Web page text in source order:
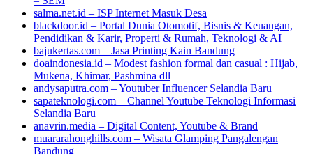
salma.net.id – ISP Internet Masuk Desa
blackdoor.id – Portal Dunia Otomotif, Bisnis & Keuangan,
Pendidikan & Karir, Properti & Rumah, Teknologi & AI
bajukertas.com – Jasa Printing Kain Bandung
doaindonesia.id – Modest fashion formal dan casual : Hijab,
Mukena, Khimar, Pashmina dll
andysaputra.com – Youtuber Influencer Selandia Baru
sapateknologi.com – Channel Youtube Teknologi Informasi
Selandia Baru
anavrin.media – Digital Content, Youtube & Brand
muararahonghills.com – Wisata Glamping Pangalengan
Bandung